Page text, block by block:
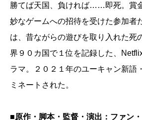
勝てば天国、負ければ……即死。賞
妙なゲームへの招待を受けた参加者
は、昔ながらの遊びを取り入れた死
界９０カ国で１位を記録した、
ラマ。２０２１年のユーキャン新語
ミネートされた。
■原作・脚本・監督・演出：ファン